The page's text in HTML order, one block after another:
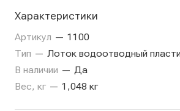
Характеристики
Артикул — 1100
Тип — Лоток водоотводный
В наличии — Да
Вес, кг — 1,048 кг